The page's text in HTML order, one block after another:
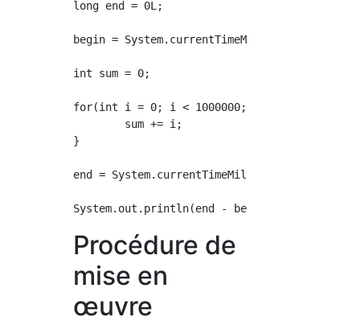
long end = 0L;
begin = System.currentTimeMillis();
int sum = 0;
for(int i = 0; i < 1000000; i++) {
}
end = System.currentTimeMillis();
Procédure de
mise en
œuvre